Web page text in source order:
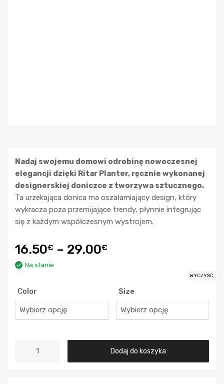
Nadaj swojemu domowi odrobinę nowoczesnej
elegancji dzięki Ritar Planter, ręcznie wykonanej
designerskiej doniczce z tworzywa sztucznego.
Ta urzekająca donica ma oszałamiający design, który
wykracza poza przemijające trendy, płynnie integrując
się z każdym współczesnym wystrojem.
16.50€ – 29.00€
Na stanie
Color Size
WYCZYŚĆ
Dodaj do koszyka